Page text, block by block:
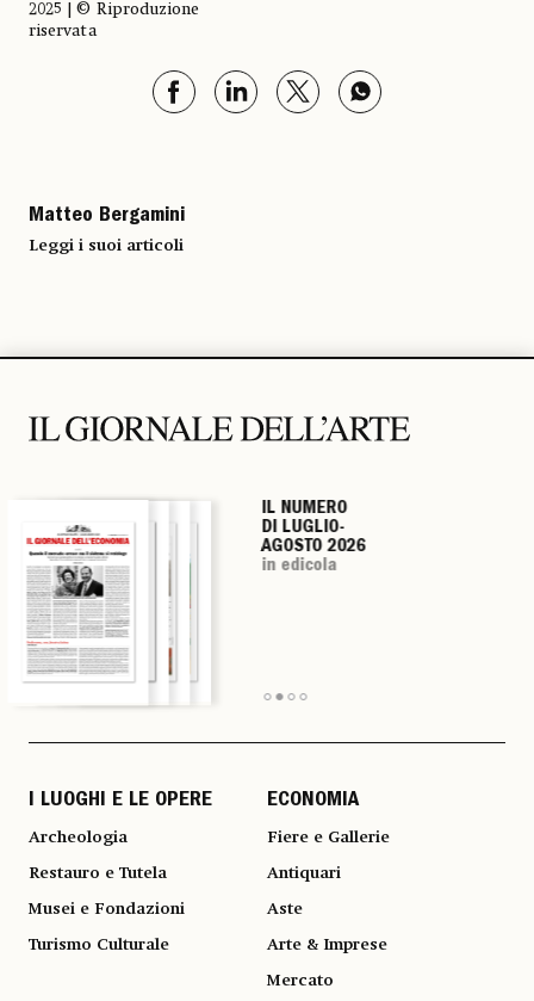
2025 | © Riproduzione
riservata
Matteo Bergamini
Leggi i suoi articoli
IL NUMERO
DI LUGLIO-
AGOSTO 2026
in edicola
IL NUMERO
DI LUGLIO-
AGOSTO 2026
in edicola
IL NUMERO
DI LUGLIO-
AGOSTO 2026
in edicola
IL NUMERO
DI LUGLIO-
AGOSTO 2026
in edicola
I LUOGHI E LE OPERE
Archeologia
Restauro e Tutela
Musei e Fondazioni
Turismo Culturale
ECONOMIA
Fiere e Gallerie
Antiquari
Aste
Arte & Imprese
Mercato